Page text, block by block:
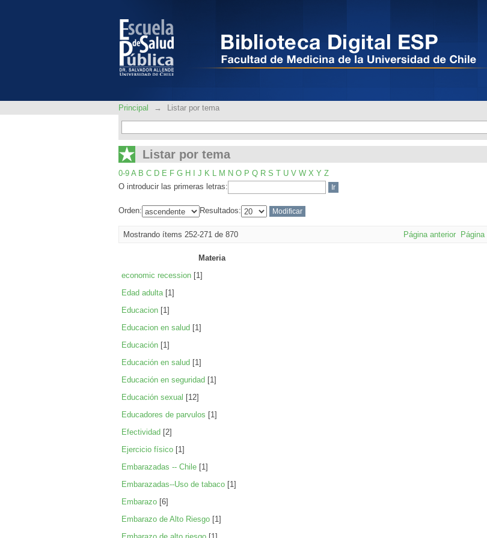
Principal → Listar por tema
Listar por tema
0-9 A B C D E F G H J K L M N O P Q R S T U V W X Y Z
O introducir las primeras letras:
Orden: Resultados:
Mostrando ítems 252-271 de 870 Página anterior
Materia
economic recession [1]
Edad adulta[1]
Educacion [1]
Educacion en salud [1]
Educación [1]
Educación en salud [1]
Educación en seguridad [1]
Educación sexual [12]
Educadores de parvulos [1]
Efectividad [2]
Ejercicio físico [1]
Embarazadas -- Chile [1]
Embarazadas--Uso de tabaco [1]
Embarazo [6]
Embarazo de Alto Riesgo [1]